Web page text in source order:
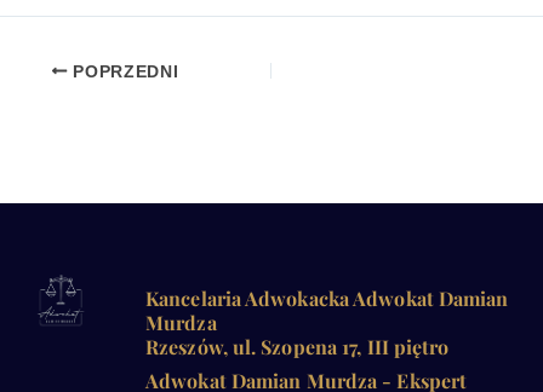
POPRZEDNI
Kancelaria Adwokacka Adwokat Damian
Murdza
Rzeszów, ul. Szopena 17, III piętro
Adwokat Damian Murdza - Ekspert